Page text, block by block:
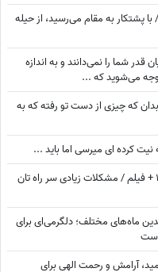
فال قهوه با نشان امروز جمعه 16 مرداد 1405 / با پشتکار به مقام می‌رسید، از حیله
جمعه 16 مرداد 1405 / اطرافیان قدر شما را نمی‌دانند و به اندازه
می‌شوید که ...
روزانه امروز جمعه 16 مرداد 1405 / بدان که چیزی از دست تو رفته که به
فال حافظ با تفسیر امروز جمعه 16 مرداد 1405 + فیلم / مشکلات زیادی سر راه تان
15 مرداد 1405 برای متولدین ماه‌های مختلف؛ دلگرمی‌ای برای
15 مرداد 1405؛ پیام امید، آرامش و رحمت الهی برای